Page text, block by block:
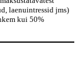
laenuintressid jms)
kui 50%